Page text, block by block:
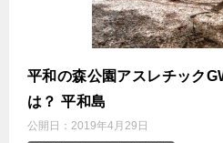
平和の森公園アスレチック
は？ 平和島
公開日： 2019年4月29日